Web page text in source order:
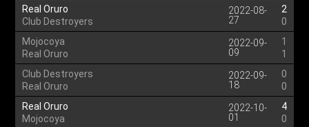
Real Oruro
Club Destroyers
2022-08-
27
2
0
Mojocoya
Real Oruro
2022-09-
09
1
1
Club Destroyers
Real Oruro
2022-09-
18
0
0
Real Oruro
Mojocoya
2022-10-
01
4
0